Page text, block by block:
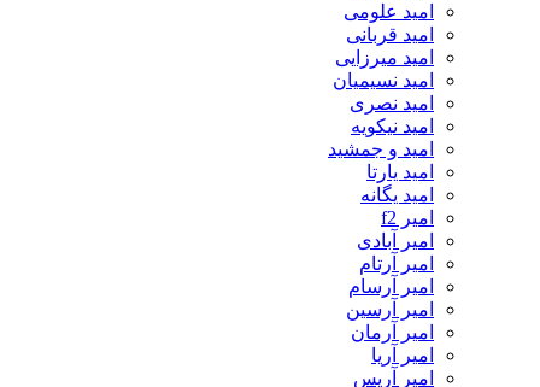
امید علومی
امید قربانی
امید میرزایی
امید نسیمیان
امید نصری
امید نیکویه
امید و جمشید
امید یارتا
امید یگانه
امیر f2
امیر آبادی
امیر آرتام
امیر آرسام
امیر آرسین
امیر آرمان
امیر آریا
امیر آریس